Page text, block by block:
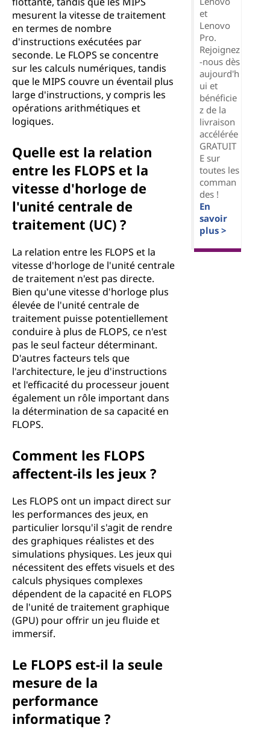
mesurent la vitesse de traitement
en termes de nombre
d'instructions exécutées par
seconde. Le FLOPS se concentre
sur les calculs numériques, tandis
que le MIPS couvre un éventail plus
large d'instructions, y compris les
opérations arithmétiques et
logiques.
Quelle est la relation
entre les FLOPS et la
vitesse d'horloge de
l'unité centrale de
traitement (UC) ?
La relation entre les FLOPS et la
vitesse d'horloge de l'unité centrale
de traitement n'est pas directe.
Bien qu'une vitesse d'horloge plus
élevée de l'unité centrale de
traitement puisse potentiellement
conduire à plus de FLOPS, ce n'est
pas le seul facteur déterminant.
D'autres facteurs tels que
l'architecture, le jeu d'instructions
et l'efficacité du processeur jouent
également un rôle important dans
la détermination de sa capacité en
FLOPS.
Comment les FLOPS
affectent-ils les jeux ?
Les FLOPS ont un impact direct sur
les performances des jeux, en
particulier lorsqu'il s'agit de rendre
des graphiques réalistes et des
simulations physiques. Les jeux qui
nécessitent des effets visuels et des
calculs physiques complexes
dépendent de la capacité en FLOPS
de l'unité de traitement graphique
(GPU) pour offrir un jeu fluide et
immersif.
Le FLOPS est-il la seule
mesure de la
performance
informatique ?
et
Lenovo
Pro.
Rejoignez
-nous dès
aujourd'h
ui et
bénéficie
z de la
livraison
accélérée
GRATUIT
E sur
toutes les
comman
des !
En
savoir
plus >